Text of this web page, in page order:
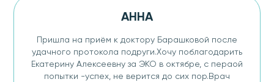
АННА
Пришла на приём к доктору Барашковой после
удачного протокола подруги.Хочу поблагодарить
Екатерину Алексеевну за ЭКО в октябре, с пераой
попытки -успех, не верится до сих пор.Врач